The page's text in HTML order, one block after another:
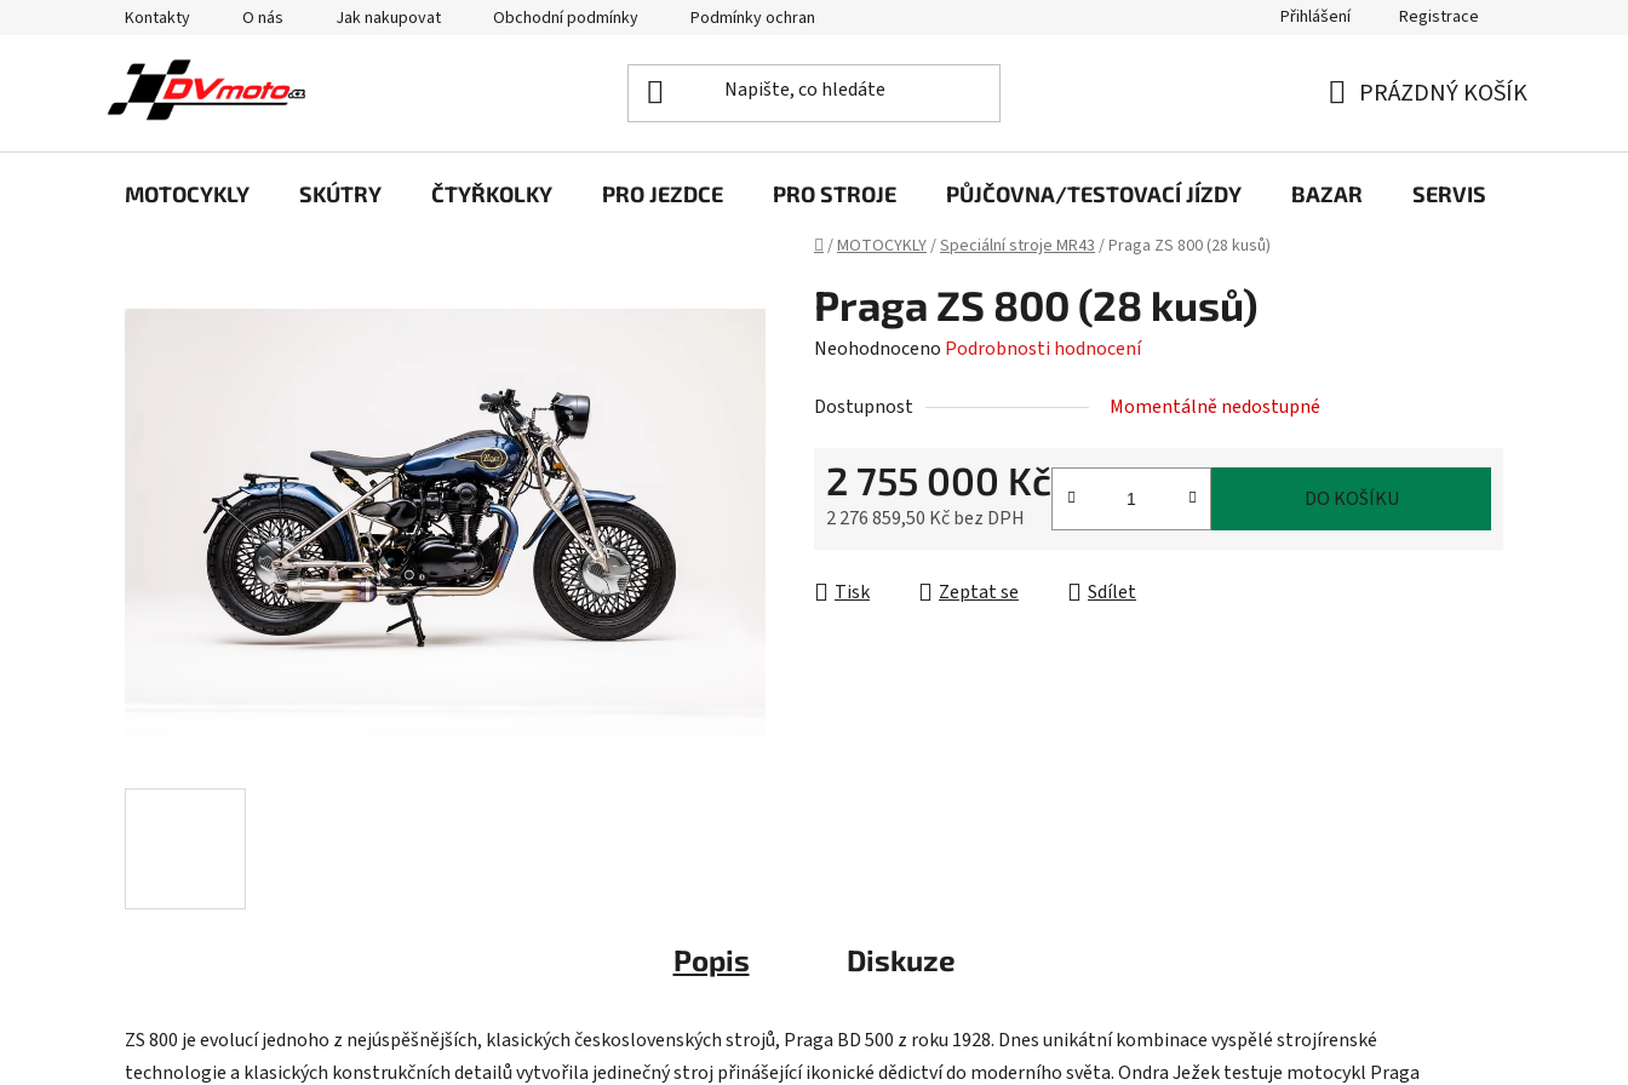
Kontakty O nás Jak nakupovat Obchodní podmínky Podmínky ochrany osobních údajů Přihlášení Registrace
KOŠÍK
PRÁZDNÝ KOŠÍK
MOTOCYKLY SKÚTRY ČTYŘKOLKY PRO JEZDCE PRO STROJE PŮJČOVNA/TESTOVACÍ JÍZDY BAZAR SERVIS
Domů
/MOTOCYKLY/Speciální stroje MR43/Praga ZS 800 (28 kusů)
Praga ZS 800 (28 kusů)
Průměrné
produktu
0,0
Neohodnoceno Podrobnosti hodnocení
Dostupnost Momentálně nedostupné
2 755 000 Kč
2 276 859,50 Kč bez DPH
DO KOŠÍKU
Tisk Zeptat se Sdílet
Popis Diskuze
ZS 800 je evolucí jednoho z nejúspěšnějších, klasických československých strojů, Praga BD 500 z roku 1928. Dnes unikátní kombinace vyspělé strojírenské
technologie a klasických konstrukčních detailů vytvořila jedinečný stroj přinášející ikonické dědictví do moderního světa. Ondra Ježek testuje motocykl Praga